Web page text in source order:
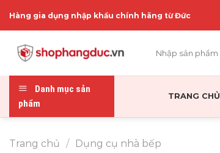
Hàng gia dụng nhập khẩu chính hãng từ Đức
kiếm:
Danh mục sản
phẩm
TRANG CHỦ
Trang chủ / Dụng cụ nhà bếp